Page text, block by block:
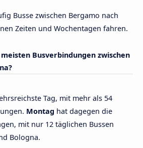
Busse zwischen Bergamo nach
Zeiten und Wochentagen fahren.
Busverbindungen zwischen
Tag, mit mehr als 54
Montag hat dagegen die
mit nur 12 täglichen Bussen
Bologna.